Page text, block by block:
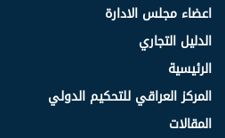
اعضاء مجلس الادارة
الدليل التجاري
الرئيسية
المركز العراقي للتحكيم الدولي
المقالات